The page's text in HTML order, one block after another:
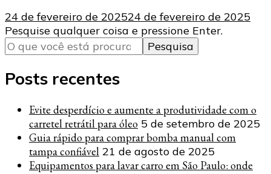
24 de fevereiro de 202524 de fevereiro de 2025
Procurando
algo?
Pesquise qualquer coisa e pressione Enter.
Posts recentes
Evite desperdício e aumente a produtividade com o
carretel retrátil para óleo 5 de setembro de 2025
Guia rápido para comprar bomba manual com
tampa confiável 21 de agosto de 2025
Equipamentos para lavar carro em São Paulo: onde